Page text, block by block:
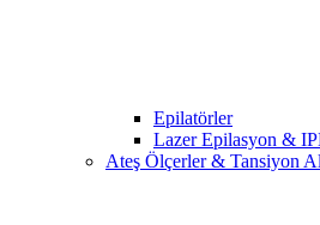
Epilatörler
Lazer Epilasyon &
Ateş Ölçerler & Tansiyon